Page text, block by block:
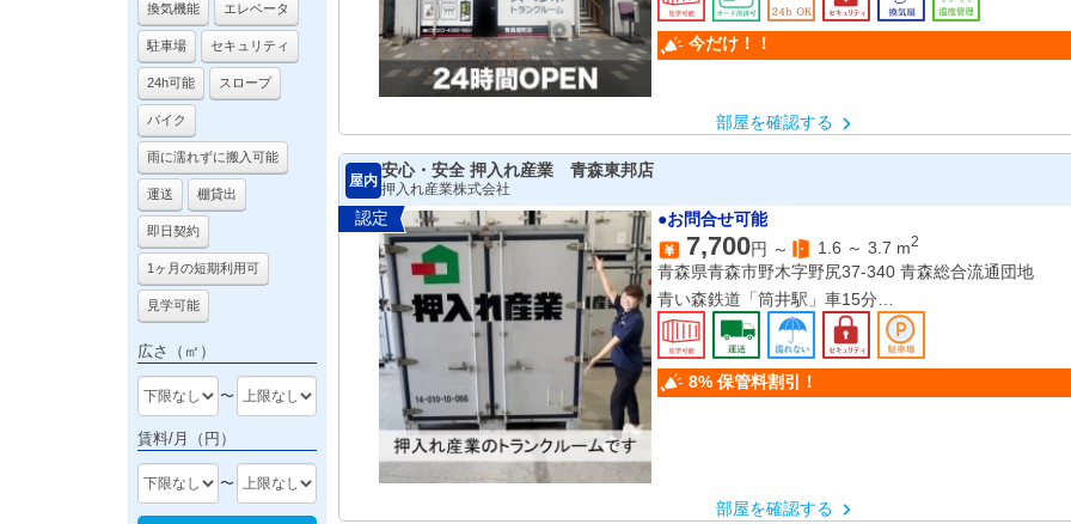
換気機能 エレベータ
駐車場 セキュリティ
24h可能 スロープ
バイク
雨に濡れずに搬入可能
運送 棚貸出
即日契約
1ヶ月の短期利用可
見学可能
広さ（㎡）
〜
賃料/月（円）
〜
今だけ！！
部屋を確認する
屋内
安心・安全 押入れ産業 青森東邦店
押入れ産業株式会社
認定 ●お問合せ可能
7,700円 ～ 1.6 ～ 3.7 m2
青森県青森市野木字野尻37-340 青森総合流通団地
青い森鉄道「筒井駅」車15分
青い森鉄道「東青森駅」車16分
JR「新青森駅」車18分
8% 保管料割引！
部屋を確認する